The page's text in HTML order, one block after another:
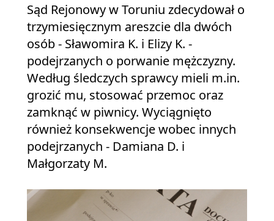
Sąd Rejonowy w Toruniu zdecydował o
trzymiesięcznym areszcie dla dwóch
osób - Sławomira K. i Elizy K. -
podejrzanych o porwanie mężczyzny.
Według śledczych sprawcy mieli m.in.
grozić mu, stosować przemoc oraz
zamknąć w piwnicy. Wyciągnięto
również konsekwencje wobec innych
podejrzanych - Damiana D. i
Małgorzaty M.